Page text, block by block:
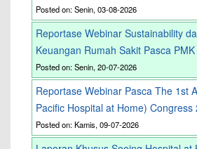
Posted on: Senin, 03-08-2026
Reportase Webinar Sustainability
Keuangan Rumah Sakit Pasca
Posted on: Senin, 20-07-2026
Reportase Webinar Pasca The 1st
Pacific Hospital at Home) Congress
Posted on: Kamis, 09-07-2026